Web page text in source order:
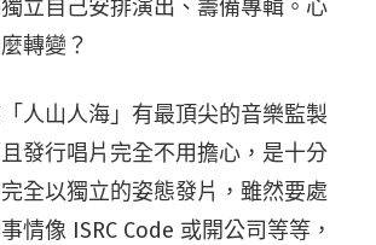
立自己安排演出、籌備專輯。心
轉變？
人山人海」有最頂尖的音樂監製
發行唱片完全不用擔心，是十分
全以獨立的姿態發片，雖然要處
情像 ISRC Code 或開公司等等，